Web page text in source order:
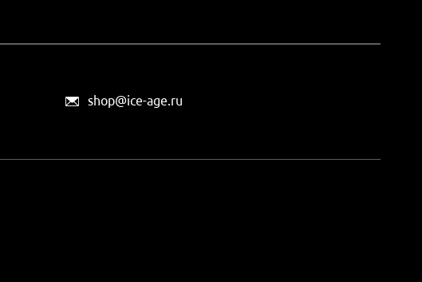
shop@ice-age.ru